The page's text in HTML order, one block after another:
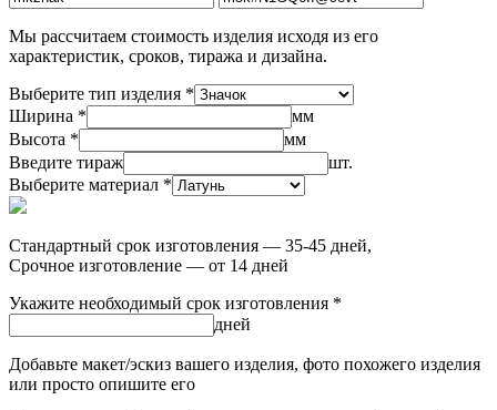
Мы рассчитаем стоимость изделия исходя из его
характеристик, сроков, тиража и дизайна.
Выберите тип изделия *
Ширина *
мм
Высота *
мм
Введите тираж
шт.
Выберите материал *
Стандартный срок изготовления — 35-45 дней,
Срочное изготовление — от 14 дней
Укажите необходимый срок изготовления *
дней
Добавьте макет/эскиз вашего изделия, фото похожего изделия
или просто опишите его